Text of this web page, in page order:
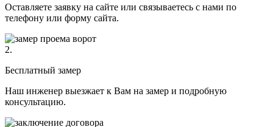
Оставляете заявку на сайте или связываетесь с нами по
телефону или форму сайта.
2.
Бесплатный замер
Наш инженер выезжает к Вам на замер и подробную
консультацию.